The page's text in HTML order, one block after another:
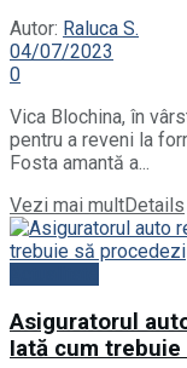
Autor: Raluca S.
04/07/2023
0
Vica Blochina, în
pentru a reveni la
Fosta amantă a...
Vezi mai multDetails
Asiguratorul
Iată cum